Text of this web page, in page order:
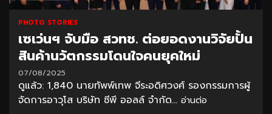
PHOTO STORIES
เซเว่นฯ จับมือ สวทช. ต่อยอดงานวิจัยปั้น
สินค้านวัตกรรมโดนใจคนยุคใหม่
07/08/2025
ดูแล้ว: 1,840 นายทัพพ์เทพ จีระอดิศวงศ์ รองกรรมการผู้
จัดการอาวุโส บริษัท ซีพี ออลล์ จำกัด... อ่านต่อ